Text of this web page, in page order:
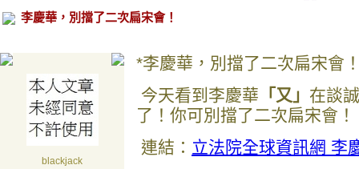
李慶華，別擋了二次扁宋會！
blackjack
*李慶華，別擋了二次扁宋會
今天看到李慶華 「又」 在談
了！你可別擋了二次扁宋會！
連結： 立法院全球資訊網 李